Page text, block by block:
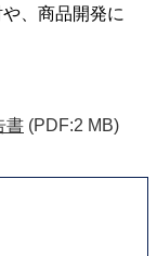
、商品開発に
書 (PDF:2 MB)